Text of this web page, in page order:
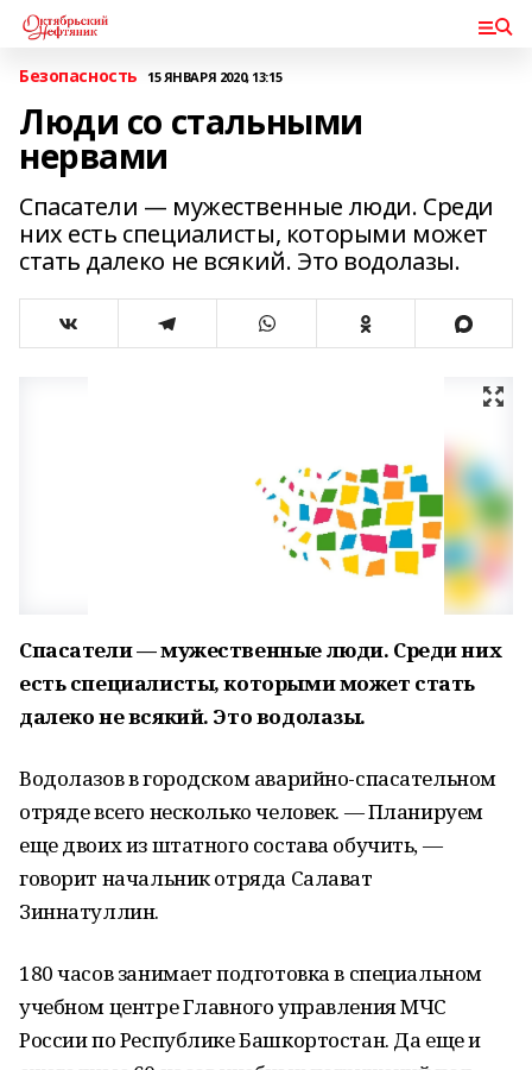
Безопасность 15 ЯНВАРЯ 2020, 13:15
Люди со стальными
нервами
Спасатели — мужественные люди. Среди
них есть специалисты, которыми может
стать далеко не всякий. Это водолазы.
Спасатели — мужественные люди. Среди них
есть специалисты, которыми может стать
далеко не всякий. Это водолазы.
Водолазов в городском аварийно-спасательном
отряде всего несколько человек. — Планируем
еще двоих из штатного состава обучить, —
говорит начальник отряда Салават
Зиннатуллин.
180 часов занимает подготовка в специальном
учебном центре Главного управления МЧС
России по Республике Башкортостан. Да еще и